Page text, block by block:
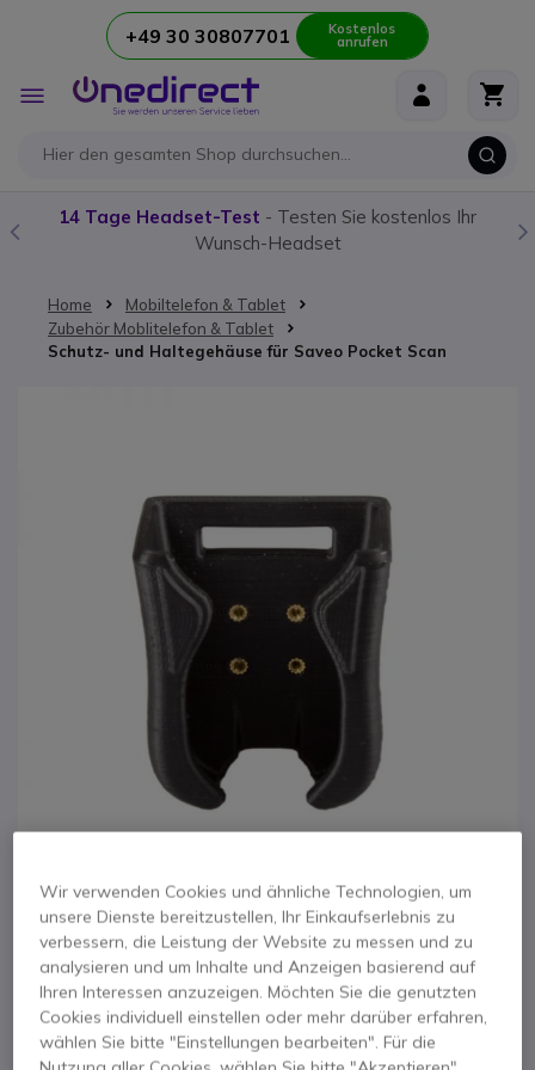
Zum Inhalt springen+49 30 30807701 Kostenlos
anrufen
Navigation
umschalten
14 Tage Headset-Test - Testen Sie kostenlos Ihr
Wunsch-Headset
Home
Mobiltelefon & Tablet
Zubehör Moblitelefon & Tablet
Schutz- und Haltegehäuse für Saveo Pocket Scan
Schutz- und
Haltegehäuse für
Saveo Pocket Scan
Zum Anfang der Bildgalerie springen
Wir verwenden Cookies und ähnliche Technologien, um
unsere Dienste bereitzustellen, Ihr Einkaufserlebnis zu
verbessern, die Leistung der Website zu messen und zu
analysieren und um Inhalte und Anzeigen basierend auf
Ihren Interessen anzuzeigen. Möchten Sie die genutzten
Cookies individuell einstellen oder mehr darüber erfahren,
wählen Sie bitte "Einstellungen bearbeiten". Für die